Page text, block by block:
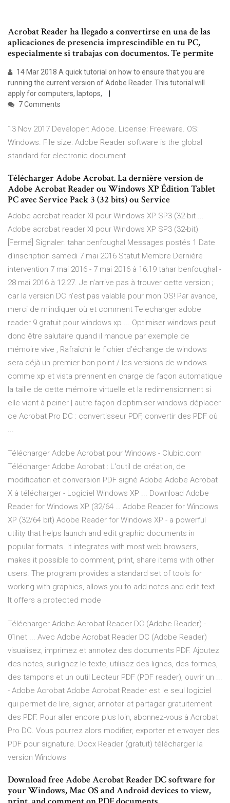
Acrobat Reader ha llegado a convertirse en una de las
aplicaciones de presencia imprescindible en tu PC,
especialmente si trabajas con documentos. Te permite
14 Mar 2018 A quick tutorial on how to ensure that you are
running the current version of Adobe Reader. This tutorial will
apply for computers, laptops,
7 Comments
13 Nov 2017 Developer: Adobe. License: Freeware. OS:
Windows. File size: Adobe Reader software is the global
standard for electronic document
Télécharger Adobe Acrobat. La dernière version de
Adobe Acrobat Reader ou Windows XP Édition Tablet
PC avec Service Pack 3 (32 bits) ou Service
Adobe acrobat reader XI pour Windows XP SP3 (32-bit ...
Adobe acrobat reader XI pour Windows XP SP3 (32-bit)
[Fermé] Signaler. tahar.benfoughal Messages postés 1 Date
d'inscription samedi 7 mai 2016 Statut Membre Dernière
intervention 7 mai 2016 - 7 mai 2016 à 16:19 tahar benfoughal -
28 mai 2016 à 12:27. Je n'arrive pas à trouver cette version ;
car la version DC n'est pas valable pour mon OS! Par avance,
merci de m'indiquer où et comment Telecharger adobe
reader 9 gratuit pour windows xp ... Optimiser windows peut
donc être salutaire quand il manque par exemple de
mémoire vive , Rafraîchir le fichier d’échange de windows
sera déjà un premier bon point / les versions de windows
comme xp et vista prennent en charge de façon automatique
la taille de cette mémoire virtuelle et la redimensionnent si
elle vient à peiner | autre façon d’optimiser windows déplacer
ce Acrobat Pro DC : convertisseur PDF, convertir des PDF où
...
Télécharger Adobe Acrobat pour Windows - Clubic.com
Télécharger Adobe Acrobat : L'outil de création, de
modification et conversion PDF signé Adobe Adobe Acrobat
X à télécharger - Logiciel Windows XP ... Download Adobe
Reader for Windows XP (32/64 … Adobe Reader for Windows
XP (32/64 bit) Adobe Reader for Windows XP - a powerful
utility that helps launch and edit graphic documents in
popular formats. It integrates with most web browsers,
makes it possible to comment, print, share items with other
users. The program provides a standard set of tools for
working with graphics, allows you to add notes and edit text.
It offers a protected mode
Télécharger Adobe Acrobat Reader DC (Adobe Reader) -
01net ... Avec Adobe Acrobat Reader DC (Adobe Reader)
visualisez, imprimez et annotez des documents PDF. Ajoutez
des notes, surlignez le texte, utilisez des lignes, des formes,
des tampons et un outil Lecteur PDF (PDF reader), ouvrir un ...
- Adobe Acrobat Adobe Acrobat Reader est le seul logiciel
qui permet de lire, signer, annoter et partager gratuitement
des PDF. Pour aller encore plus loin, abonnez-vous à Acrobat
Pro DC. Vous pourrez alors modifier, exporter et envoyer des
PDF pour signature. Docx Reader (gratuit) télécharger la
version Windows
Download free Adobe Acrobat Reader DC software for
your Windows, Mac OS and Android devices to view,